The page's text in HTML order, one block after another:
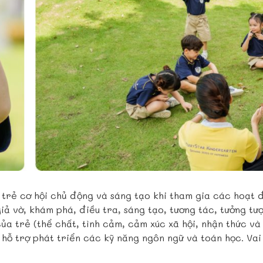
cơ hội chủ động và sáng tạo khi tham gia các hoạt
vờ, khám phá, điều tra, sáng tạo, tương tác, tưởng
trẻ (thể chất, tình cảm, cảm xúc xã hội, nhận thức
trợ phát triển các kỹ năng ngôn ngữ và toán học.